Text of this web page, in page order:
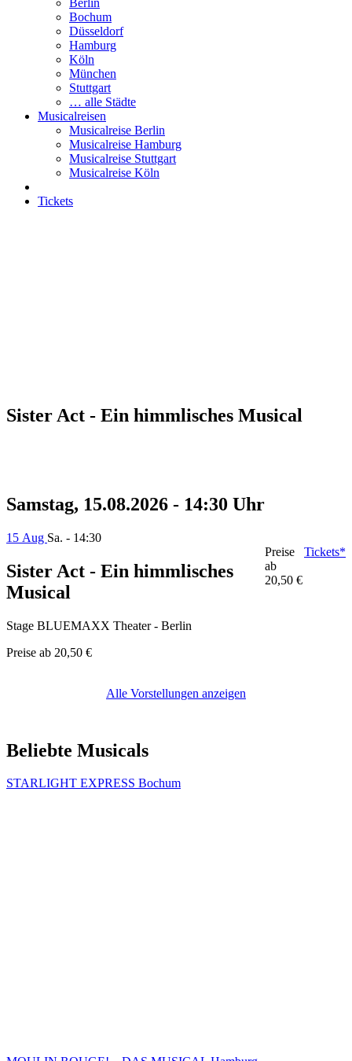
Berlin
Bochum
Düsseldorf
Hamburg
Köln
München
Stuttgart
… alle Städte
Musicalreisen
Musicalreise Berlin
Musicalreise Hamburg
Musicalreise Stuttgart
Musicalreise Köln
Tickets
Sister Act - Ein himmlisches Musical
Samstag, 15.08.2026 - 14:30 Uhr
15 Aug Sa. - 14:30
Sister Act - Ein himmlisches
Musical
Stage BLUEMAXX Theater - Berlin
Preise ab 20,50 €
Preise
ab
20,50 €
Tickets*
Alle Vorstellungen anzeigen
Beliebte Musicals
STARLIGHT EXPRESS Bochum